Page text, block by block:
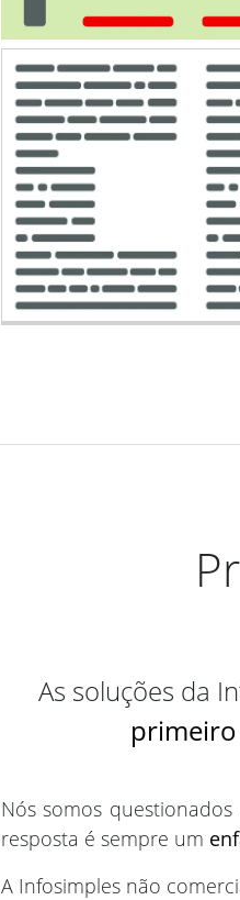
As soluções da
Nós somos
resposta é sempre um
A Infosimples não